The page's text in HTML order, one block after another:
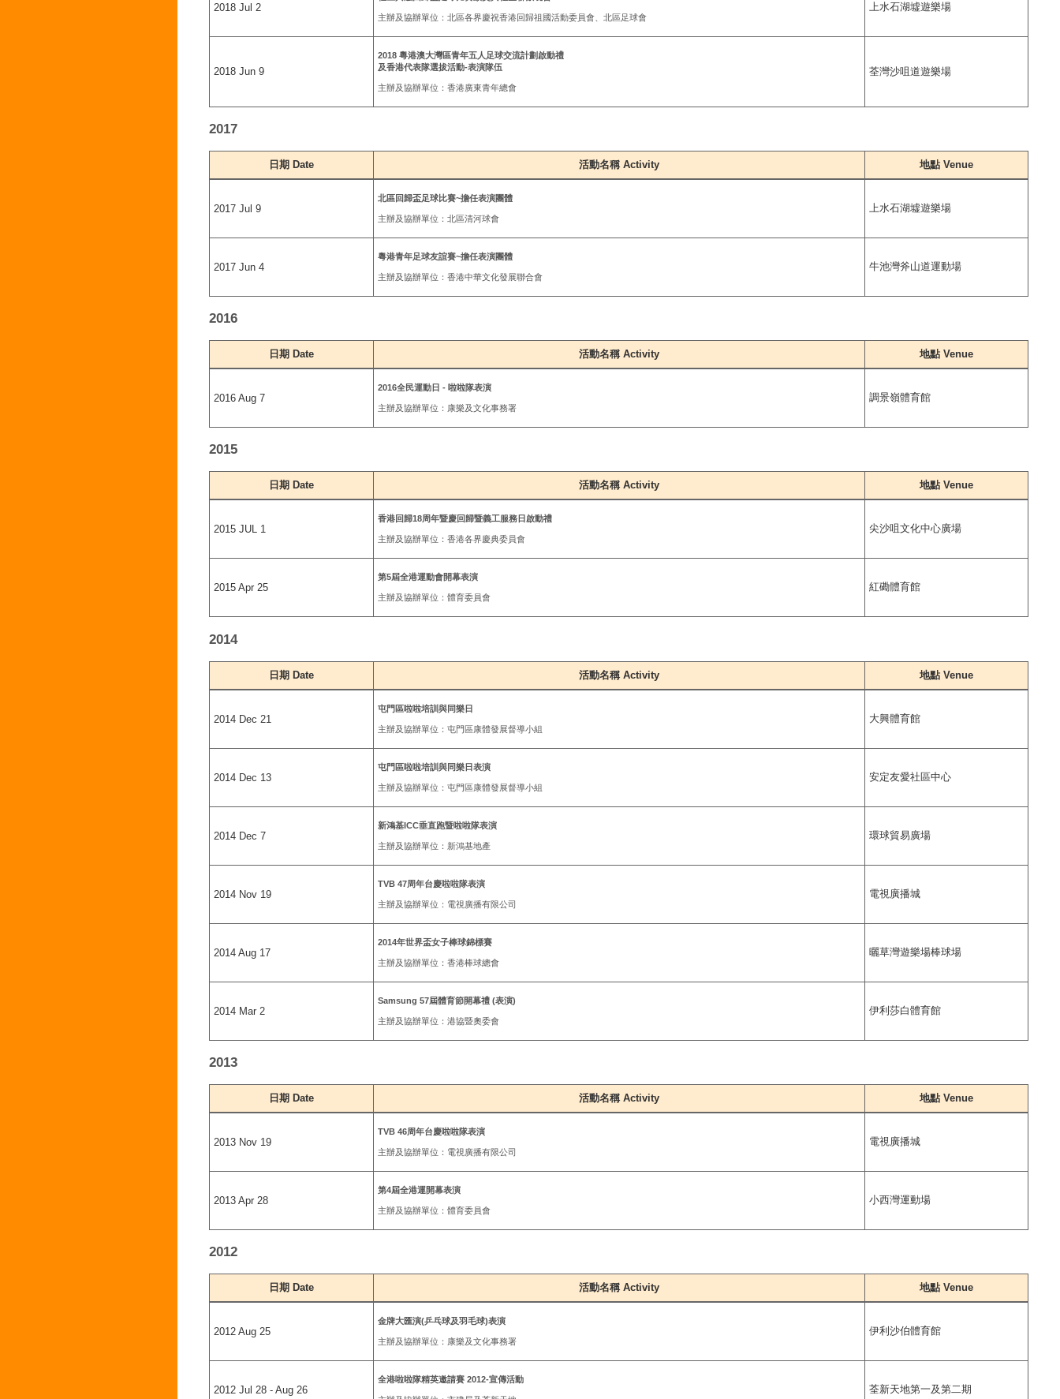
2018 Jul 2
主辦及協辦單位：北區各界慶祝香港回歸祖國活動委員會、北區足球會
上水石湖墟遊樂場
2018 Jun 9
2018 粵港澳大灣區青年五人足球交流計劃啟動禮
及香港代表隊選拔活動-表演隊伍
主辦及協辦單位：香港廣東青年總會
荃灣沙咀道遊樂場
2017
日期 Date 活動名稱 Activity 地點 Venue
2017 Jul 9
北區回歸盃足球比賽~擔任表演團體
主辦及協辦單位：北區清河球會
上水石湖墟遊樂場
2017 Jun 4
粵港青年足球友誼賽~擔任表演團體
主辦及協辦單位：香港中華文化發展聯合會
牛池灣斧山道運動場
2016
日期 Date 活動名稱 Activity 地點 Venue
2016 Aug 7
2016全民運動日 - 啦啦隊表演
主辦及協辦單位：康樂及文化事務署
調景嶺體育館
2015
日期 Date 活動名稱 Activity 地點 Venue
2015 JUL 1
香港回歸18周年暨慶回歸暨義工服務日啟動禮
主辦及協辦單位：香港各界慶典委員會
尖沙咀文化中心廣場
2015 Apr 25
第5屆全港運動會開幕表演
主辦及協辦單位：體育委員會
紅磡體育館
2014
日期 Date 活動名稱 Activity 地點 Venue
2014 Dec 21
屯門區啦啦培訓與同樂日
主辦及協辦單位：屯門區康體發展督導小組
大興體育館
2014 Dec 13
屯門區啦啦培訓與同樂日表演
主辦及協辦單位：屯門區康體發展督導小組
安定友愛社區中心
2014 Dec 7
新鴻基ICC垂直跑暨啦啦隊表演
主辦及協辦單位：新鴻基地產
環球貿易廣場
2014 Nov 19
TVB 47周年台慶啦啦隊表演
主辦及協辦單位：電視廣播有限公司
電視廣播城
2014 Aug 17
2014年世界盃女子棒球錦標賽
主辦及協辦單位：香港棒球總會
曬草灣遊樂場棒球場
2014 Mar 2
Samsung 57屆體育節開幕禮 (表演)
主辦及協辦單位：港協暨奧委會
伊利莎白體育館
2013
日期 Date 活動名稱 Activity 地點 Venue
2013 Nov 19
TVB 46周年台慶啦啦隊表演
主辦及協辦單位：電視廣播有限公司
電視廣播城
2013 Apr 28
第4屆全港運開幕表演
主辦及協辦單位：體育委員會
小西灣運動場
2012
日期 Date 活動名稱 Activity 地點 Venue
2012 Aug 25
金牌大匯演(乒乓球及羽毛球)表演
主辦及協辦單位：康樂及文化事務署
伊利沙伯體育館
2012 Jul 28 - Aug 26
全港啦啦隊精英邀請賽 2012-宣傳活動
荃新天地第一及第二期